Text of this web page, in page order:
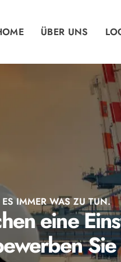
ÜBER UNS
IMMER WAS ZU TUN.
eine